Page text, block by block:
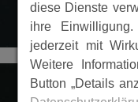
diese Dienste
ihre
jederzeit mit
Weitere
Button „Details